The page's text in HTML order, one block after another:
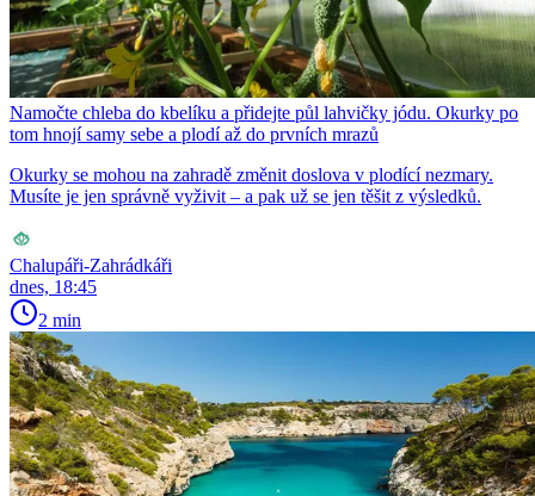
Namočte chleba do kbelíku a přidejte půl lahvičky jódu. Okurky po
tom hnojí samy sebe a plodí až do prvních mrazů
Okurky se mohou na zahradě změnit doslova v plodící nezmary.
Musíte je jen správně vyživit – a pak už se jen těšit z výsledků.
Chalupáři-Zahrádkáři
dnes, 18:45
2 min